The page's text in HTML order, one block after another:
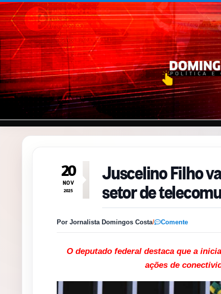
Pular para o conteúdo
20
NOV
2025
Juscelino Filho
setor de
Por Jornalista Domingos Costa/ Comente
O deputado federal destaca que a
ações de